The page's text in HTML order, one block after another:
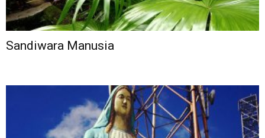
Sandiwara Manusia